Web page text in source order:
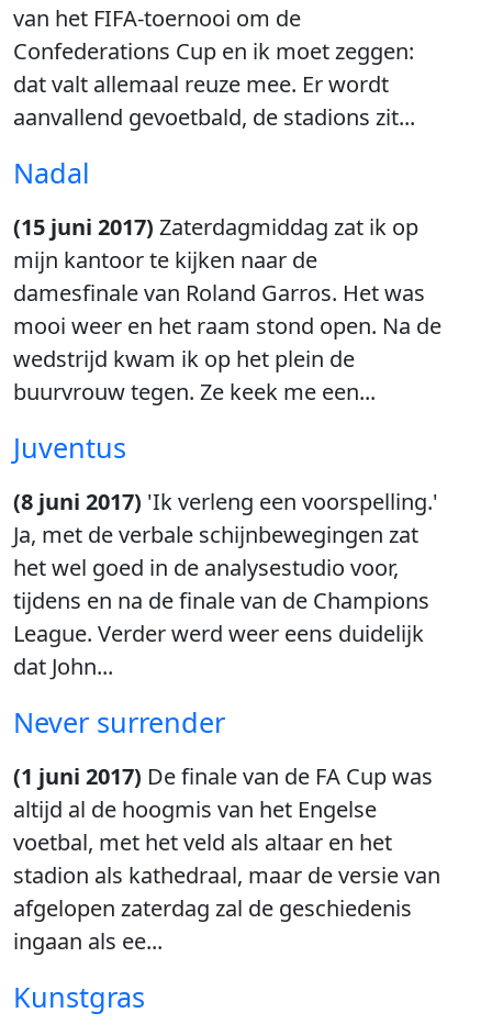
van het FIFA-toernooi om de
Confederations Cup en ik moet zeggen:
dat valt allemaal reuze mee. Er wordt
aanvallend gevoetbald, de stadions zit...
Nadal
(15 juni 2017) Zaterdagmiddag zat ik op
mijn kantoor te kijken naar de
damesfinale van Roland Garros. Het was
mooi weer en het raam stond open. Na de
wedstrijd kwam ik op het plein de
buurvrouw tegen. Ze keek me een...
Juventus
(8 juni 2017) 'Ik verleng een voorspelling.'
Ja, met de verbale schijnbewegingen zat
het wel goed in de analysestudio voor,
tijdens en na de finale van de Champions
League. Verder werd weer eens duidelijk
dat John...
Never surrender
(1 juni 2017) De finale van de FA Cup was
altijd al de hoogmis van het Engelse
voetbal, met het veld als altaar en het
stadion als kathedraal, maar de versie van
afgelopen zaterdag zal de geschiedenis
ingaan als ee...
Kunstgras